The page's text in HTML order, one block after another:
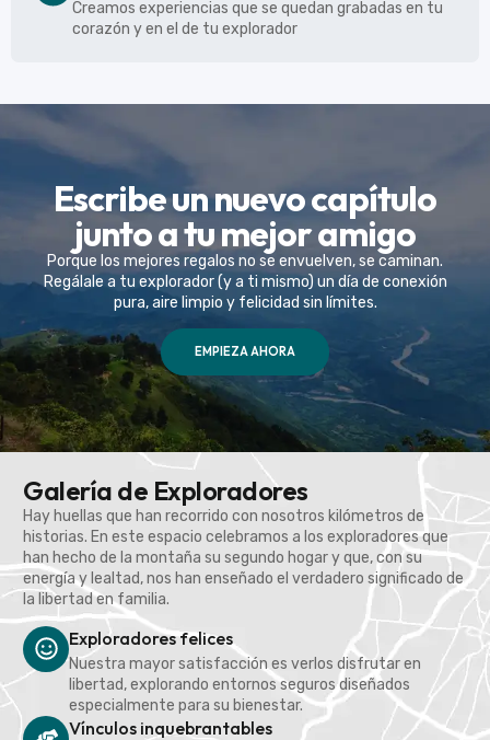
Creamos experiencias que se quedan grabadas en tu
corazón y en el de tu explorador
Escribe un nuevo capítulo
junto a tu mejor amigo
Porque los mejores regalos no se envuelven, se caminan.
Regálale a tu explorador (y a ti mismo) un día de conexión
pura, aire limpio y felicidad sin límites.
EMPIEZA AHORA
Galería de Exploradores
Hay huellas que han recorrido con nosotros kilómetros de
historias. En este espacio celebramos a los exploradores que
han hecho de la montaña su segundo hogar y que, con su
energía y lealtad, nos han enseñado el verdadero significado de
la libertad en familia.
Exploradores felices
Nuestra mayor satisfacción es verlos disfrutar en
libertad, explorando entornos seguros diseñados
especialmente para su bienestar.
Vínculos inquebrantables